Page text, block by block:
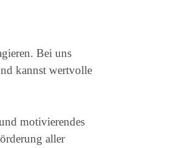
Bei uns
kannst wertvolle
motivierendes
aller